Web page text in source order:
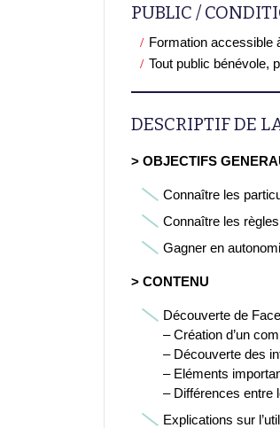
PUBLIC /
Formation accessible
Tout public bénévole,
DESCRIPTIF DE
> OBJECTIFS
Connaître les
Connaître les
Gagner en
> CONTENU
Découverte de
– Création d’un
– Découverte des
– Eléments
– Différences entre
Explications sur